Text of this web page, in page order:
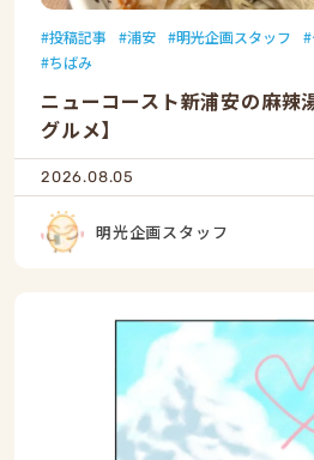
投稿記事 浦安 明光企画スタッフ
ちばみ
ニューコースト新浦安の麻辣
グルメ】
2026.08.05
明光企画スタッフ